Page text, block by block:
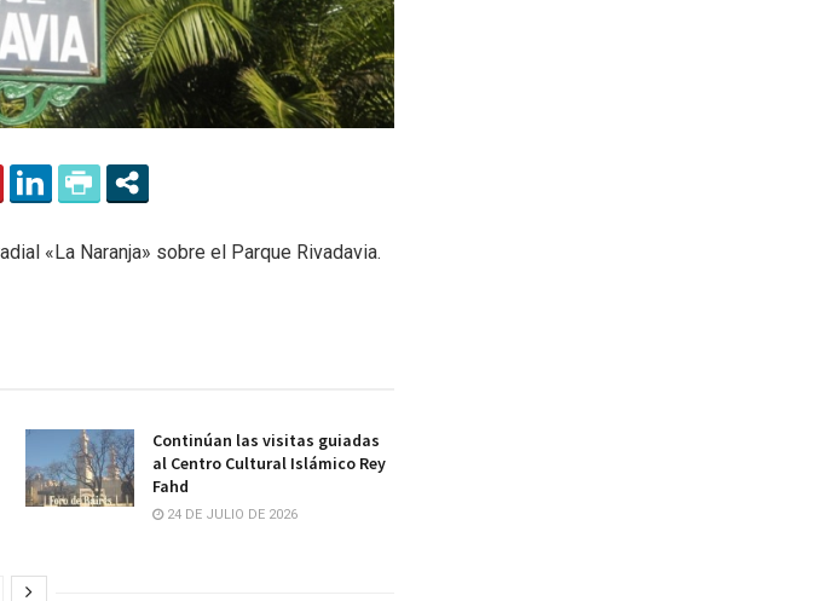
«La Naranja» sobre el Parque Rivadavia.
Continúan las visitas guiadas
al Centro Cultural Islámico Rey
Fahd
24 DE JULIO DE 2026